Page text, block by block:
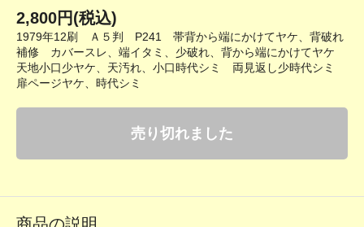
2,800円(税込)
1979年12刷 Ａ５判 P241 帯背から端にかけてヤケ、背破れ
補修 カバースレ、端イタミ、少破れ、背から端にかけてヤケ
天地小口少ヤケ、天汚れ、小口時代シミ 両見返し少時代シミ
扉ページヤケ、時代シミ
売り切れました